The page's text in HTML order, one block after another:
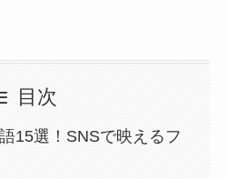
目次
15選！SNSで映えるフ